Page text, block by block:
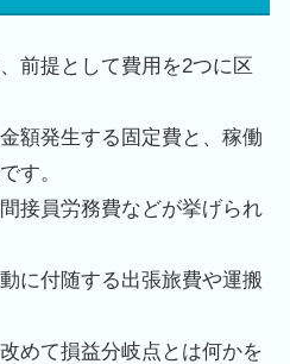
前提として費用を2つに区
額発生する固定費と、稼働
す。
接員労務費などが挙げられ
に付随する出張旅費や運搬
めて損益分岐点とは何かを